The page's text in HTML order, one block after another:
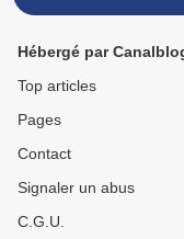
Hébergé par
Top articles
Pages
Contact
Signaler un abus
C.G.U.